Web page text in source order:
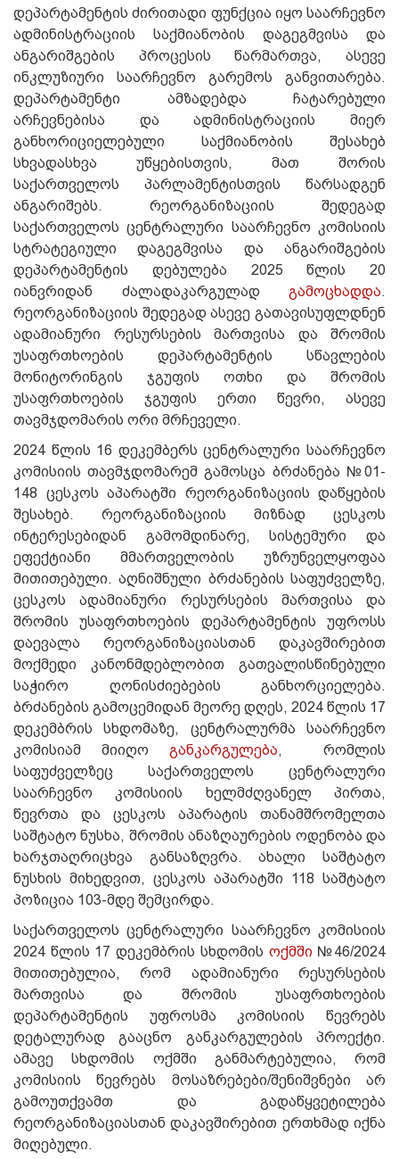
დეპარტამენტის ძირითადი ფუნქცია იყო საარჩევნო
ადმინისტრაციის საქმიანობის დაგეგმვისა და
ანგარიშგების პროცესის წარმართვა, ასევე
ინკლუზიური საარჩევნო გარემოს განვითარება.
დეპარტამენტი ამზადებდა ჩატარებული
არჩევნებისა და ადმინისტრაციის მიერ
განხორიციელებული საქმიანობის შესახებ
სხვადასხვა უწყებისთვის, მათ შორის
საქართველოს პარლამენტისთვის წარსადგენ
ანგარიშებს. რეორგანიზაციის შედეგად
საქართველოს ცენტრალური საარჩევნო კომისიის
სტრატეგიული დაგეგმვისა და ანგარიშგების
დეპარტამენტის დებულება 2025 წლის 20
იანვრიდან ძალადაკარგულად გამოცხადდა.
რეორგანიზაციის შედეგად ასევე გათავისუფლდნენ
ადამიანური რესურსების მართვისა და შრომის
უსაფრთხოების დეპარტამენტის სწავლების
მონიტორინგის ჯგუფის ოთხი და შრომის
უსაფრთხოების ჯგუფის ერთი წევრი, ასევე
თავმჯდომარის ორი მრჩეველი.
2024 წლის 16 დეკემბერს ცენტრალური საარჩევნო
კომისიის თავმჯდომარემ გამოსცა ბრძანება №01-
148 ცესკოს აპარატში რეორგანიზაციის დაწყების
შესახებ. რეორგანიზაციის მიზნად ცესკოს
ინტერესებიდან გამომდინარე, სისტემური და
ეფექტიანი მმართველობის უზრუნველყოფაა
მითითებული. აღნიშნული ბრძანების საფუძველზე,
ცესკოს ადამიანური რესურსების მართვისა და
შრომის უსაფრთხოების დეპარტამენტის უფროსს
დაევალა რეორგანიზაციასთან დაკავშირებით
მოქმედი კანონმდებლობით გათვალისწინებული
საჭირო ღონისძიებების განხორციელება.
ბრძანების გამოცემიდან მეორე დღეს, 2024 წლის 17
დეკემბრის სხდომაზე, ცენტრალურმა საარჩევნო
კომისიამ მიიღო განკარგულება,
რომლის
საფუძველზეც საქართველოს ცენტრალური
საარჩევნო კომისიის ხელმძღვანელ პირთა,
წევრთა და ცესკოს აპარატის თანამშრომელთა
საშტატო ნუსხა, შრომის ანაზღაურების ოდენობა და
ხარჯთაღრიცხვა განსაზღვრა.ახალი საშტატო
ნუსხის მიხედვით, ცესკოს აპარატში 118 საშტატო
პოზიცია 103-მდე შემცირდა.
საქართველოს ცენტრალური საარჩევნო კომისიის
2024 წლის 17 დეკემბრის სხდომის ოქმში №46/2024
მითითებულია, რომ ადამიანური რესურსების
მართვისა და შრომის უსაფრთხოების
დეპარტამენტის უფროსმა კომისიის წევრებს
დეტალურად გააცნო განკარგულების პროექტი.
ამავე სხდომის ოქმში განმარტებულია, რომ
კომისიის წევრებს მოსაზრებები/შენიშვნები არ
გამოუთქვამთ და გადაწყვეტილება
რეორგანიზაციასთან დაკავშირებით ერთხმად იქნა
მიღებული.